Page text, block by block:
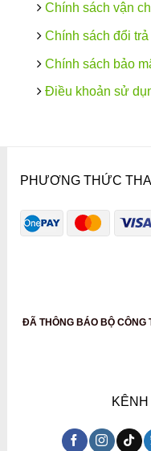
Chính sách vận
Chính sách đổi trả
Chính sách bảo
Điều khoản sử
PHƯƠNG THỨC
ĐÃ THÔNG BÁO BỘ CÔNG